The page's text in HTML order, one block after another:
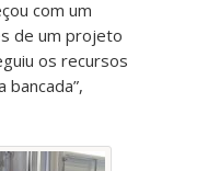
com um
de um projeto
os recursos